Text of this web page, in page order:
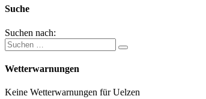
Suche
Suchen nach:
Wetterwarnungen
Keine Wetterwarnungen für Uelzen